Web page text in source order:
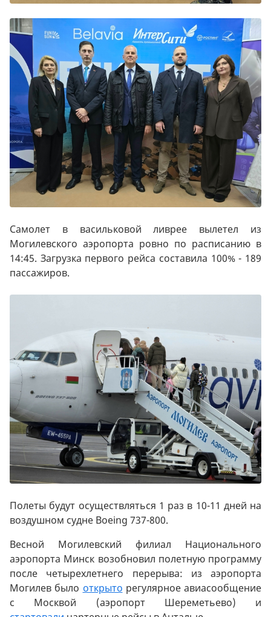
Самолет в васильковой ливрее вылетел из
Могилевского аэропорта ровно по расписанию в
14:45. Загрузка первого рейса составила 100% - 189
пассажиров.
Полеты будут осуществляться 1 раз в 10-11 дней на
воздушном судне Boeing 737-800.
Весной Могилевский филиал Национального
аэропорта Минск возобновил полетную программу
после четырехлетнего перерыва: из аэропорта
Могилев было открыто регулярное авиасообщение
с Москвой (аэропорт Шереметьево) и